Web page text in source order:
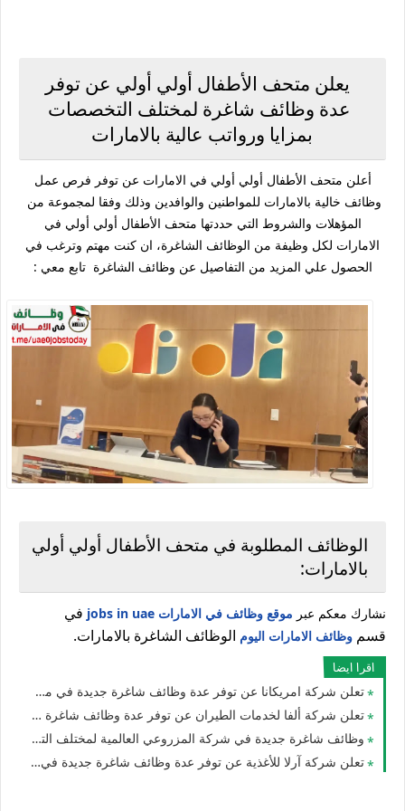
يعلن متحف الأطفال أولي أولي عن توفر
عدة وظائف شاغرة لمختلف التخصصات
بمزايا ورواتب عالية بالامارات
أعلن متحف الأطفال أولي أولي في الامارات عن توفر فرص عمل
وظائف خالية بالامارات للمواطنين والوافدين وذلك وفقا لمجموعة من
المؤهلات والشروط التي حددتها متحف الأطفال أولي أولي في
الامارات لكل وظيفة من الوظائف الشاغرة، ان كنت مهتم وترغب في
الحصول علي المزيد من التفاصيل عن وظائف الشاغرة تابع معي :
الوظائف المطلوبة في متحف الأطفال أولي أولي
بالامارات:
نشارك معكم عبر موقع وظائف في الامارات jobs in uae
في
قسم وظائف الامارات اليوم الوظائف الشاغرة بالامارات.
اقرا ايضا
تعلن شركة امريكانا عن توفر عدة وظائف شاغرة جديدة في مختلف التخصصات للجنسيين في الامارات
تعلن شركة ألفا لخدمات الطيران عن توفر عدة وظائف شاغرة جديدة في مختلف التخصصات للوافدين والمقيمين في الشارقة
وظائف شاغرة جديدة في شركة المزروعي العالمية لمختلف التخصصات للجنسيين برواتب عالية في الامارات
تعلن شركة آرلا للأغذية عن توفر عدة وظائف شاغرة جديدة في العديد من التخصصات للجنسيين في دبي بالامارات